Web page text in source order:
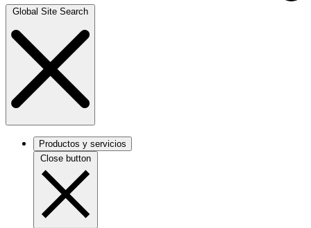
Global Site Search
Productos y servicios
Close button